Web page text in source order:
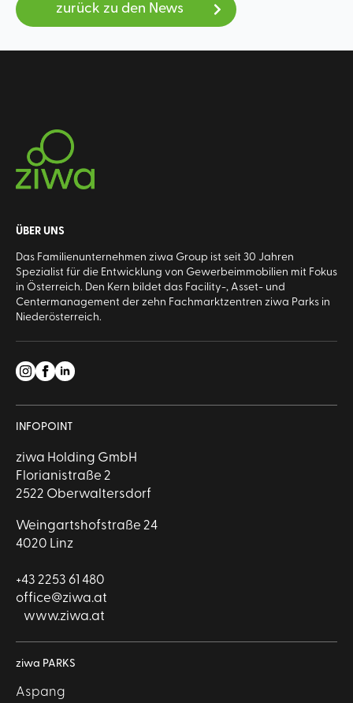
zurück zu den News
ÜBER UNS
Das Familienunternehmen ziwa Group ist seit 30 Jahren
Spezialist für die Entwicklung von Gewerbeimmobilien mit Fokus
in Österreich. Den Kern bildet das Facility-, Asset- und
Centermanagement der zehn Fachmarktzentren ziwa Parks in
Niederösterreich.
INFOPOINT
ziwa Holding GmbH
Florianistraße 2
2522 Oberwaltersdorf
Weingartshofstraße 24
4020 Linz
+43 2253 61 480
office@ziwa.at
www.ziwa.at
ziwa PARKS
Aspang